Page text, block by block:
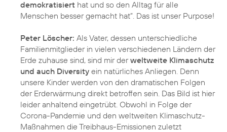
demokratisiert hat und so den Alltag für alle
Menschen besser gemacht hat”. Das ist unser Purpose!
Peter Löscher: Als Vater, dessen unterschiedliche
Familienmitglieder in vielen verschiedenen Ländern der
Erde zuhause sind, sind mir derweltweite Klimaschutz
und auch Diversity ein natürliches Anliegen. Denn
unsere Kinder werden von den dramatischen Folgen
der Erderwärmung direkt betroffen sein. Das Bild ist hier
leider anhaltend eingetrübt. Obwohl in Folge der
Corona-Pandemie und den weltweiten Klimaschutz-
Maßnahmen die Treibhaus-Emissionen zuletzt